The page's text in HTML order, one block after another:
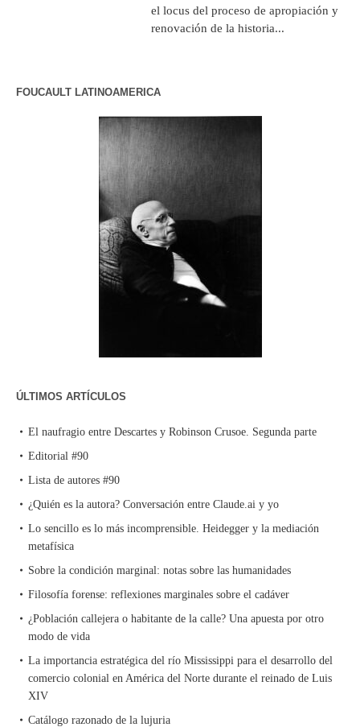
el locus del proceso de apropiación y
renovación de la historia...
FOUCAULT LATINOAMERICA
ÚLTIMOS ARTÍCULOS
El naufragio entre Descartes y Robinson Crusoe. Segunda parte
Editorial #90
Lista de autores #90
¿Quién es la autora? Conversación entre Claude.ai y yo
Lo sencillo es lo más incomprensible. Heidegger y la mediación
metafísica
Sobre la condición marginal: notas sobre las humanidades
Filosofía forense: reflexiones marginales sobre el cadáver
¿Población callejera o habitante de la calle? Una apuesta por otro
modo de vida
La importancia estratégica del río Mississippi para el desarrollo del
comercio colonial en América del Norte durante el reinado de Luis
XIV
Catálogo razonado de la lujuria